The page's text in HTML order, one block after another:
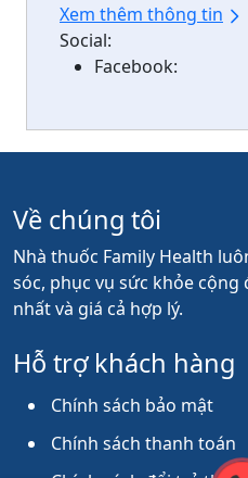
Xem thêm thông tin
Social:
Facebook:
Về chúng tôi
Nhà thuốc Family Health
sóc, phục vụ sức khỏe
nhất và giá cả hợp lý.
Hỗ trợ khách hàng
Chính sách bảo mật
Chính sách thanh toán